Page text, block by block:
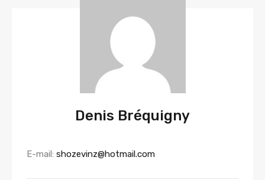
Denis Bréquigny
E-mail: shozevinz@hotmail.com